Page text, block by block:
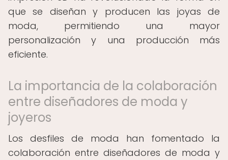
que se diseñan y producen las joyas de
moda, permitiendo una mayor
personalización y una producción más
eficiente.
La importancia de la colaboración
entre diseñadores de moda y
joyeros
Los desfiles de moda han fomentado la
colaboración entre diseñadores de moda y